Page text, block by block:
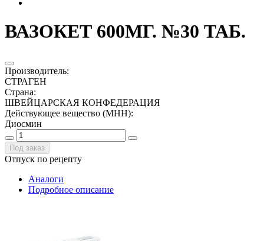
ВАЗОКЕТ 600МГ. №30 ТАБ.
Производитель:
СТРАГЕН
Страна:
ШВЕЙЦАРСКАЯ КОНФЕДЕРАЦИЯ
Действующее вещество (МНН):
Диосмин
Под заказ
Отпуск по рецепту
Аналоги
Подробное описание